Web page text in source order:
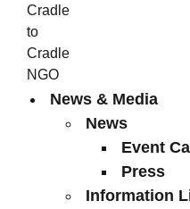
News & Media
News
Event
Press
Information